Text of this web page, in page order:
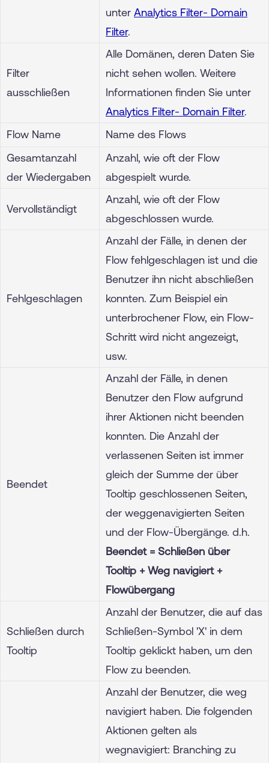
unter Analytics Filter- Domain
Filter.
Filter
ausschließen
Alle Domänen, deren Daten Sie
nicht sehen wollen. Weitere
Informationen finden Sie unter
Analytics Filter- Domain Filter.
Flow Name
Name des Flows
Gesamtanzahl
der Wiedergaben
Anzahl, wie oft der Flow
abgespielt wurde.
Vervollständigt
Anzahl, wie oft der Flow
abgeschlossen wurde.
Fehlgeschlagen
Anzahl der Fälle, in denen der
Flow fehlgeschlagen ist und die
Benutzer ihn nicht abschließen
konnten. Zum Beispiel ein
unterbrochener Flow, ein Flow-
Schritt wird nicht angezeigt,
usw.
Beendet
Anzahl der Fälle, in denen
Benutzer den Flow aufgrund
ihrer Aktionen nicht beenden
konnten. Die Anzahl der
verlassenen Seiten ist immer
gleich der Summe der über
Tooltip geschlossenen Seiten,
der weggenavigierten Seiten
und der Flow-Übergänge. d.h.
Beendet = Schließen über
Tooltip + Weg navigiert +
Flowübergang
Schließen durch
Tooltip
Anzahl der Benutzer, die auf das
Schließen-Symbol 'X' in dem
Tooltip geklickt haben, um den
Flow zu beenden.
Anzahl der Benutzer, die weg
navigiert haben. Die folgenden
Aktionen gelten als
wegnavigiert: Branching zu